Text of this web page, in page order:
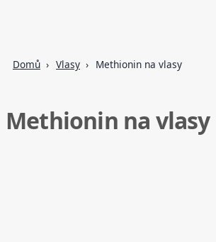
Domů Vlasy Methionin na vlasy
Methionin na vlasy